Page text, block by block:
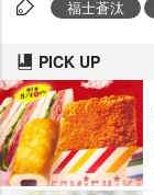
福士蒼汰
PICK UP